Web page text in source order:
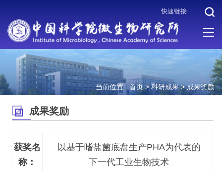
快速链接
当前位置 : 首页>科研成果>成果奖励
成果奖励
获奖名
称：
以基于嗜盐菌底盘生产PHA为代表的
下一代工业生物技术